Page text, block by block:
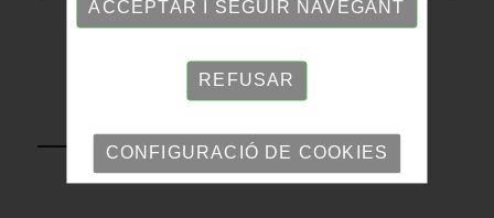
ACCEPTAR I SEGUIR NAVEGANT
REFUSAR
CONFIGURACIÓ DE COOKIES